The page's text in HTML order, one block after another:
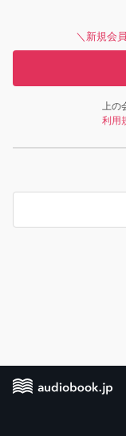
＼新規会
上の
利用